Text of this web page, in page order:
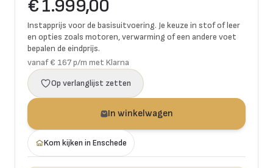
€ 1.999,00
Instapprijs voor de basisuitvoering. Je keuze in stof of leer
en opties zoals motoren, verwarming of een andere voet
bepalen de eindprijs.
vanaf € 167 p/m met Klarna
Op verlanglijst zetten
In winkelwagen
Kom kijken in Enschede